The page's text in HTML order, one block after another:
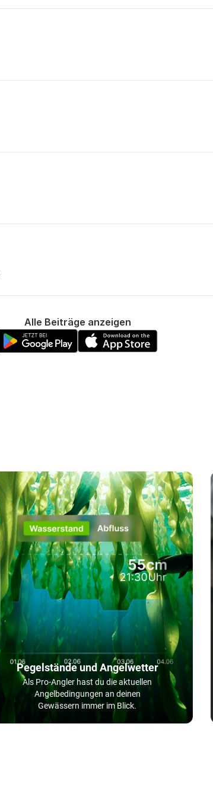
Alle Beiträge anzeigen
Pegelstände und Angelwetter
Als Pro-Angler hast du die aktuellen
Angelbedingungen an deinen
Gewässern immer im Blick.